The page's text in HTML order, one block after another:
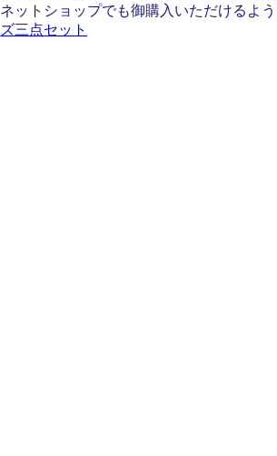
ネットショップでも御購入いただけ
ズ三点セット